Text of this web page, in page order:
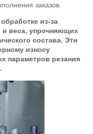
заказов.
из-за
и веса, упрочняющих
состава. Эти
износу
параметров резания